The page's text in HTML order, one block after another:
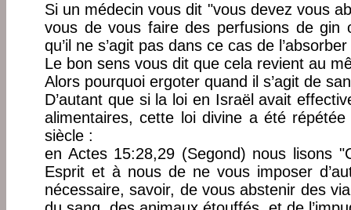
Si un médecin vous dit "vous devez vous
vous de vous faire des perfusions de gin
qu’il ne s’agit pas dans ce cas de l’absorber
Le bon sens vous dit que cela revient au
Alors pourquoi ergoter quand il s’agit de
D’autant que si la loi en Israël avait
alimentaires, cette loi divine a été
siècle :
en Actes 15:28,29 (Segond) nous lisons
Esprit et à nous de ne vous imposer
nécessaire, savoir, de vous abstenir des